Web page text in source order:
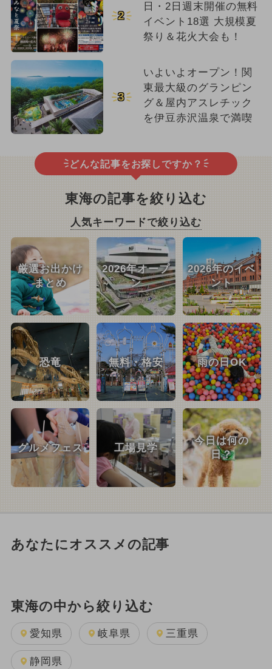
2
日・2日週末開催の無料
イベント18選 大規模夏
祭り＆花火大会も！
3
いよいよオープン！関
東最大級のグランピン
グ＆屋内アスレチック
を伊豆赤沢温泉で満喫
どんな記事をお探しですか？
東海の記事を絞り込む
人気キーワードで絞り込む
厳選お出かけ
まとめ
2026年オープ
ン
2026年のイベ
ント
恐竜 無料・格安 雨の日OK
グルメフェス 工場見学
今日は何の
日？
あなたにオススメの記事
東海の中から絞り込む
愛知県 岐阜県 三重県
静岡県